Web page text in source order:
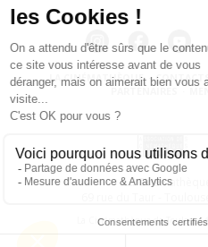
LA CINÉMATHÈQUE CONTACTS
PARTENAIRES ·
La
La Cinémathèque de Toulouse